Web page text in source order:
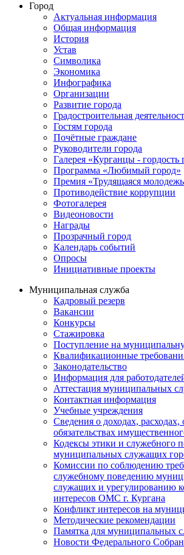
Город
Актуальная информация
Общая информация
История
Устав
Символика
Экономика
Инфографика
Организации
Развитие города
Градостроительная
Гостям города
Почётные граждане
Руководители города
Галерея «Курганцы - гордость
Программа «Любимый город»
Премия «Трудящаяся
Противодействие коррупции
Фотогалерея
Видеоновости
Награды
Прозрачный город
Календарь событий
Опросы
Инициативные проекты
Муниципальная служба
Кадровый резерв
Вакансии
Конкурсы
Стажировка
Поступление на
Квалификационные
Законодательство
Информация для
Аттестация муниципальных
Контактная информация
Учебные учреждения
Сведения о доходах,
обязательствах
Кодексы этики и служебного
муниципальных служащих
Комиссии по соблюдению
служебному поведению
служащих и урегулированию
интересов ОМС г. Кургана
Конфликт интересов на
Методические рекомендации
Памятка для муниципальных
Новости Федерального